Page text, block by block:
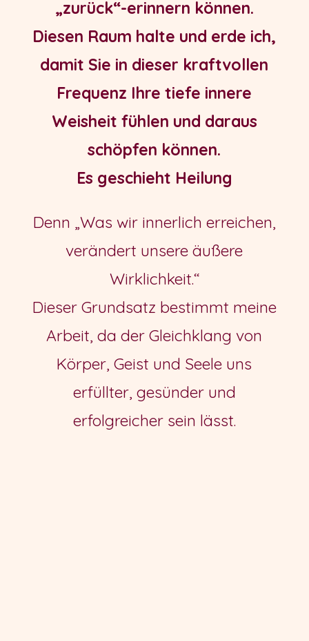
„zurück“-erinnern können.
Diesen Raum halte und erde ich,
damit Sie in dieser kraftvollen
Frequenz Ihre tiefe innere
Weisheit fühlen und daraus
schöpfen können.
Es geschieht Heilung
Denn „Was wir innerlich erreichen,
verändert unsere äußere
Wirklichkeit.“
Dieser Grundsatz bestimmt meine
Arbeit, da der Gleichklang von
Körper, Geist und Seele uns
erfüllter, gesünder und
erfolgreicher sein lässt.